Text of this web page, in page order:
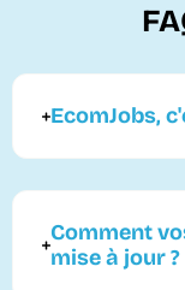
EcomJobs,
Comment
mise à jour ?